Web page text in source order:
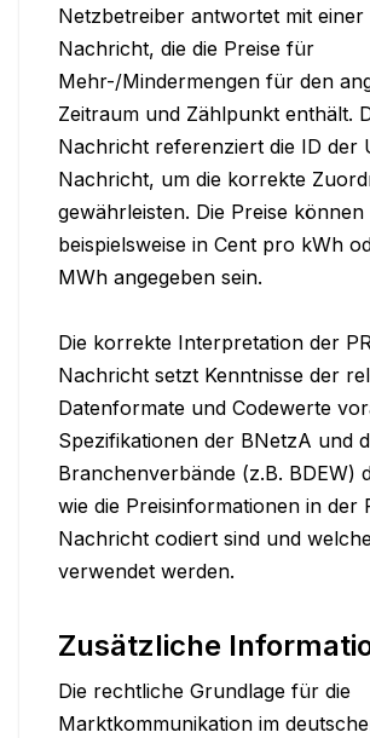
Netzbetreiber antwortet mit einer
Nachricht, die die Preise für
Mehr-/Mindermengen für den
Zeitraum und Zählpunkt enthält.
Nachricht referenziert die ID der
Nachricht, um die korrekte
gewährleisten. Die Preise können
beispielsweise in Cent pro kWh
MWh angegeben sein.
Die korrekte Interpretation der
Nachricht setzt Kenntnisse der
Datenformate und Codewerte
Spezifikationen der BNetzA und
Branchenverbände (z.B. BDEW)
wie die Preisinformationen in der
Nachricht codiert sind und
verwendet werden.
Zusätzliche
Die rechtliche Grundlage für die
Marktkommunikation im